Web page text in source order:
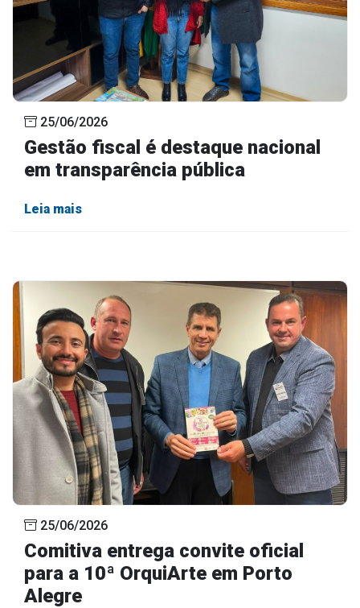
25/06/2026
Gestão fiscal é destaque nacional
em transparência pública
Leia mais
25/06/2026
Comitiva entrega convite oficial
para a 10ª OrquiArte em Porto
Alegre